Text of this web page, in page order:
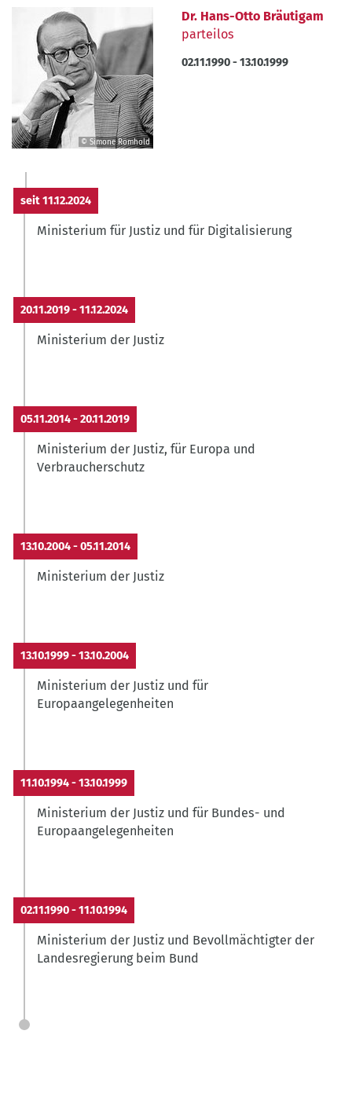
Simone
Römhold
© Simone Römhold
Dr. Hans-Otto Bräutigam
parteilos
02.11.1990-13.10.1999
seit11.12.2024
Ministerium für Justiz und für Digitalisierung
20.11.2019-11.12.2024
Ministerium der Justiz
05.11.2014-20.11.2019
Ministerium der Justiz, für Europa und
Verbraucherschutz
13.10.2004-05.11.2014
Ministerium der Justiz
13.10.1999-13.10.2004
Ministerium der Justiz und für
Europaangelegenheiten
11.10.1994-13.10.1999
Ministerium der Justiz und für Bundes- und
Europaangelegenheiten
02.11.1990-11.10.1994
Ministerium der Justiz und Bevollmächtigter der
Landesregierung beim Bund